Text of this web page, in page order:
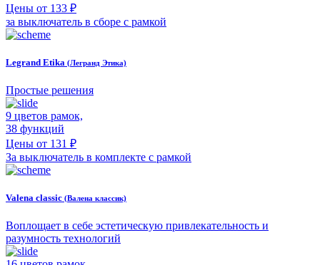
Цены от 133 ₽
за выключатель в сборе с рамкой
Legrand Etika (Легранд Этика)
Простые решения
9 цветов рамок,
38 функций
Цены от 131 ₽
За выключатель в комплекте с рамкой
Valena classic (Валена классик)
Воплощает в себе эстетическую привлекательность и
разумность технологий